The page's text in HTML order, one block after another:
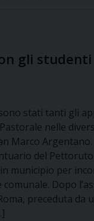
gli
stati tanti gli
nelle
Marco
del
municipio per
Dopo
preceduta da